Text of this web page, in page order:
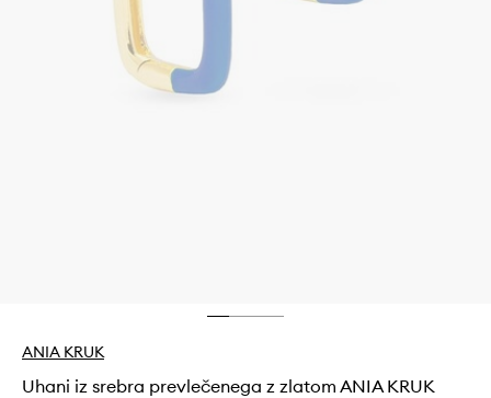
ANIA KRUK
Uhani iz srebra prevlečenega z zlatom ANIA KRUK